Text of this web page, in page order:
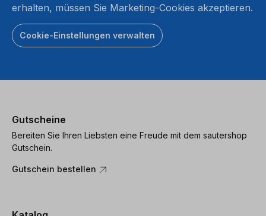
erhalten, müssen Sie Marketing-Cookies akzeptieren.
Cookie-Einstellungen verwalten
Gutscheine
Bereiten Sie Ihren Liebsten eine Freude mit dem sautershop
Gutschein.
Gutschein bestellen